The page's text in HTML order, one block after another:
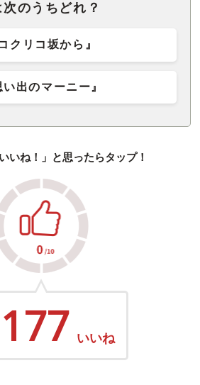
のうちどれ？
コクリコ坂から』
い出のマーニー』
いね！」と思ったらタップ！
177 いいね